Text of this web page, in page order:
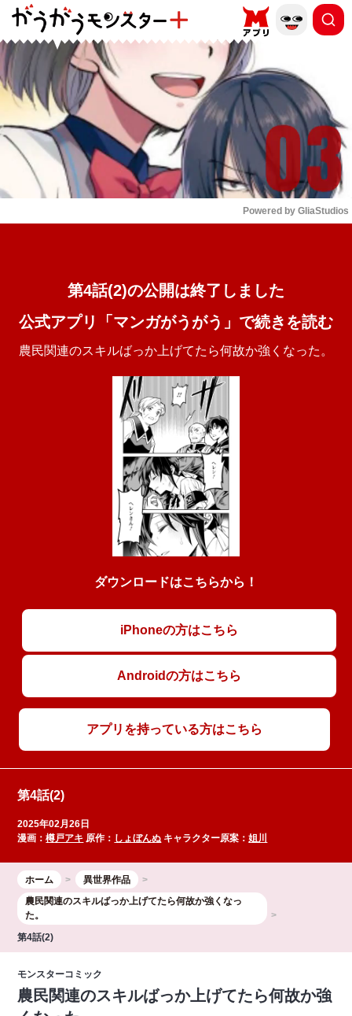
もっと読む
Powered by GliaStudios
第4話(2)の公開は終了しました
公式アプリ「マンガがうがう」で続きを読む
農民関連のスキルばっか上げてたら何故か強くなった。
ダウンロードはこちらから！
iPhoneの方はこちら
Androidの方はこちら
アプリを持っている方はこちら
第4話(2)
2025年02月26日
漫画：樽戸アキ 原作： しょぼんぬ キャラクター原案：姐川
ホーム
異世界作品
農民関連のスキルばっか上げてたら何故か強くなっ
た。
第4話(2)
モンスターコミック
農民関連のスキルばっか上げてたら何故か強